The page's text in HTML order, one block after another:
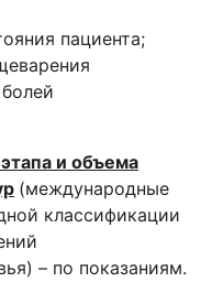
пациента;
и объема
(международные
классификации
– по показаниям.